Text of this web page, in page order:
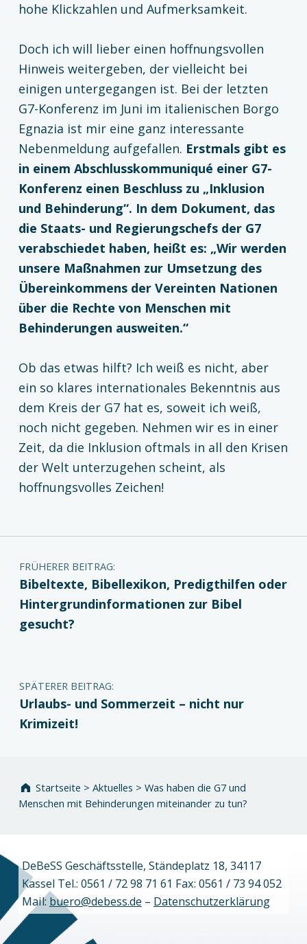
hohe Klickzahlen und Aufmerksamkeit.
Doch ich will lieber einen hoffnungsvollen
Hinweis weitergeben, der vielleicht bei
einigen untergegangen ist. Bei der letzten
G7-Konferenz im Juni im italienischen Borgo
Egnazia ist mir eine ganz interessante
Nebenmeldung aufgefallen. Erstmals gibt es
in einem Abschlusskommuniqué einer G7-
Konferenz einen Beschluss zu „Inklusion
und Behinderung“. In dem Dokument, das
die Staats- und Regierungschefs der G7
verabschiedet haben, heißt es: „Wir werden
unsere Maßnahmen zur Umsetzung des
Übereinkommens der Vereinten Nationen
über die Rechte von Menschen mit
Behinderungen ausweiten.“
Ob das etwas hilft? Ich weiß es nicht, aber
ein so klares internationales Bekenntnis aus
dem Kreis der G7 hat es, soweit ich weiß,
noch nicht gegeben. Nehmen wir es in einer
Zeit, da die Inklusion oftmals in all den Krisen
der Welt unterzugehen scheint, als
hoffnungsvolles Zeichen!
Zurück zur Hauptnavigation springen
Beitragsnavigation
FRÜHERER BEITRAG:
Bibeltexte, Bibellexikon, Predigthilfen oder
Hintergrundinformationen zur Bibel
gesucht?
SPÄTERER BEITRAG:
Urlaubs- und Sommerzeit – nicht nur
Krimizeit!
Startseite > Aktuelles > Was haben die G7 und
Menschen mit Behinderungen miteinander zu tun?
DeBeSS Geschäftsstelle, Ständeplatz 18, 34117
Kassel Tel.: 0561 / 72 98 71 61 Fax: 0561 / 73 94 052
Mail: buero@debess.de – Datenschutzerklärung